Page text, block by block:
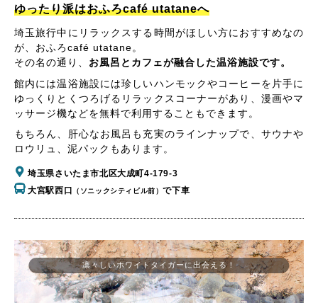
ゆったり派はおふろcafé utataneへ
埼玉旅行中にリラックスする時間がほしい方におすすめなの
が、おふろcafé utatane。
その名の通り、 お風呂とカフェが融合した温浴施設です。
館内には温浴施設には珍しいハンモックやコーヒーを片手に
ゆっくりとくつろげるリラックスコーナーがあり、漫画やマ
ッサージ機などを無料で利用することもできます。
もちろん、肝心なお風呂も充実のラインナップで、サウナや
ロウリュ、泥パックもあります。
埼玉県さいたま市北区大成町4-179-3
大宮駅西口
（ソニックシティビル前）で下車
凛々しいホワイトタイガーに出会える！